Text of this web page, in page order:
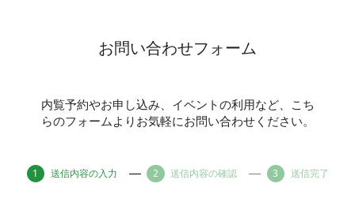
FCオーナー募集
E Solution
その他
お問い合わせフォーム
内覧予約やお申し込み、イベントの利用など、こち
らのフォームよりお気軽にお問い合わせください。
送信内容の入力 送信内容の確認 送信完了